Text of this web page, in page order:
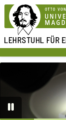
LEHRSTUHL FÜR